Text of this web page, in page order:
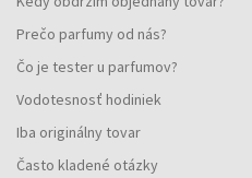
Prečo parfumy od nás?
Čo je tester u parfumov?
Vodotesnosť hodiniek
Iba originálny tovar
Často kladené otázky